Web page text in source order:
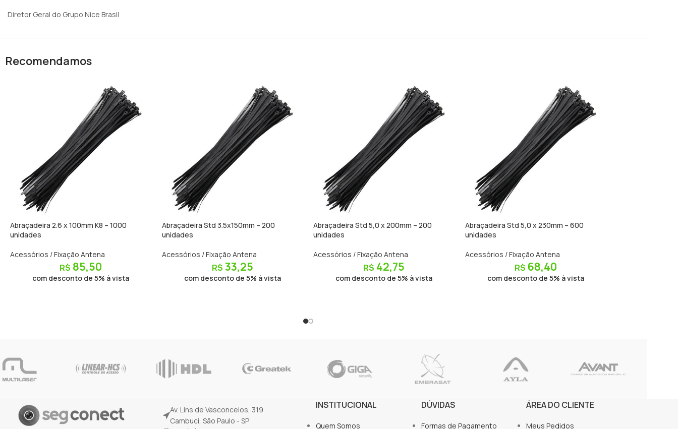
Diretor Geral do Grupo Nice Brasil
Recomendamos
Abraçadeira 2.6 x 100mm K8 – 1000
unidades
Acessórios / Fixação Antena
R$ 85,50
com desconto de 5% à vista
Abraçadeira Std 3.5x150mm – 200
unidades
Acessórios / Fixação Antena
R$ 33,25
com desconto de 5% à vista
Abraçadeira Std 5,0 x 200mm – 200
unidades
Acessórios / Fixação Antena
R$ 42,75
com desconto de 5% à vista
Abraçadeira Std 5,0 x 230mm – 600
unidades
Acessórios / Fixação Antena
R$ 68,40
com desconto de 5% à vista
Av. Lins de Vasconcelos, 319
Cambuci, São Paulo - SP
INSTITUCIONAL
Quem Somos
DÚVIDAS
Formas de Pagamento
ÁREA DO CLIENTE
Meus Pedidos